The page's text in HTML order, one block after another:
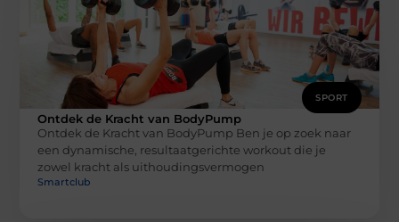
SPORT
Ontdek de Kracht van BodyPump
Ontdek de Kracht van BodyPump Ben je op zoek naar
een dynamische, resultaatgerichte workout die je
zowel kracht als uithoudingsvermogen
Smartclub